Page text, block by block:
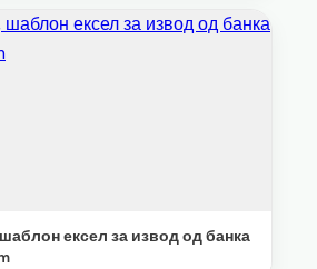
ексел за извод од банка